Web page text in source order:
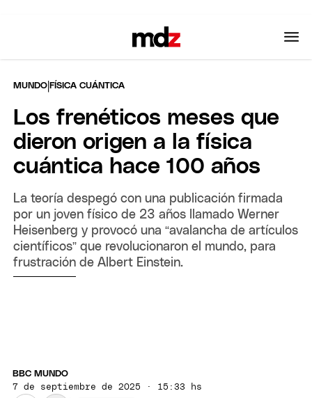
MUNDO |FÍSICA CUÁNTICA
Los frenéticos meses que
dieron origen a la física
cuántica hace 100 años
La teoría despegó con una publicación firmada
por un joven físico de 23 años llamado Werner
Heisenberg y provocó una “avalancha de artículos
científicos” que revolucionaron el mundo, para
frustración de Albert Einstein.
BBC MUNDO
7 de septiembre de 2025 · 15:33 hs